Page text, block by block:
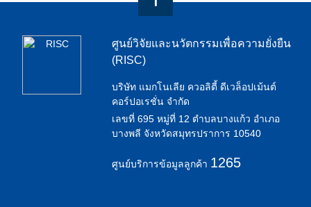
ศูนย์วิจัยและนวัตกรรมเพื่อความยั่งยืน
(RISC)
บริษัท แมกโนเลีย ควอลิตี้ ดีเวล็อปเม้นต์
คอร์ปอเรชั่น จำกัด
เลขที่ 695 หมู่ที่ 12 ตำบลบางแก้ว อำเภอ
บางพลี จังหวัดสมุทรปราการ 10540
ศูนย์บริการข้อมูลลูกค้า 1265